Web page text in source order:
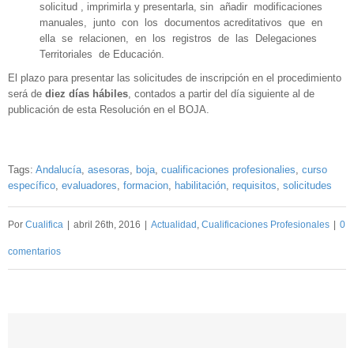
solicitud , imprimirla y presentarla, sin añadir modificaciones
manuales, junto con los documentos acreditativos que en
ella se relacionen, en los registros de las Delegaciones
Territoriales de Educación.
El plazo para presentar las solicitudes de inscripción en el procedimiento
será de diez días hábiles, contados a partir del día siguiente al de
publicación de esta Resolución en el BOJA.
Tags: Andalucía asesoras boja cualificaciones profesionalies curso
específico evaluadores formacion habilitación requisitos solicitudes
Por Cualifica | abril 26th, 2016 | Actualidad, Cualificaciones Profesionales | 0
comentarios